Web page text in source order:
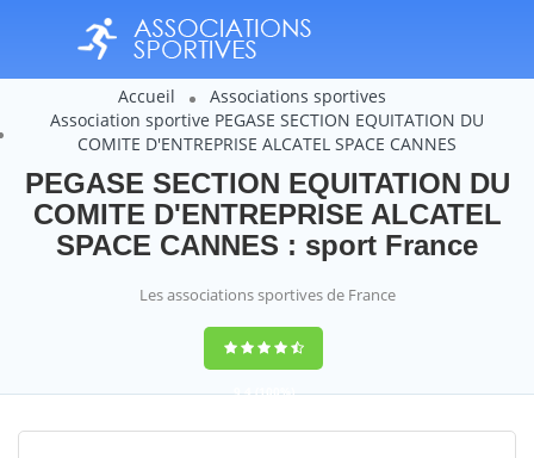
Accueil
Associations sportives
Association sportive PEGASE SECTION EQUITATION DU
COMITE D'ENTREPRISE ALCATEL SPACE CANNES
PEGASE SECTION EQUITATION DU
COMITE D'ENTREPRISE ALCATEL
SPACE CANNES : sport France
Les associations sportives de France
9,4(100%)
14358votes